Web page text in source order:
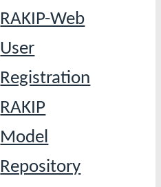
RAKIP-Web
User
Registration
RAKIP
Model
Repository